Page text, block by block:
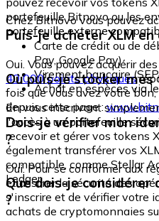
portefeuille Bitnovo ou les
portefeuille externe
Chez Bitnovo vous pouvez
Carte de crédit ou de
Pay, Google Pay)
Virement bancaire
Achat en espèces via
Puis-je acheter XLM en
Oui. Vous pouvez acquérir
40 000 points physiques
fois que vous avez votre
depuis cette page :
Où puis-je stocker mes
En vous inscrivant
l'accès à un portefeuille
recevoir et gérer vos tokens
également transférer vos
compatible, comme Stellar
Ledger.
Dois-je vérifier mon
?
Oui. Pour se conformer aux
et assurer la sécurité des
s'inscrire et de vérifier votre
achats de cryptomonnaies
Que dois-je
?